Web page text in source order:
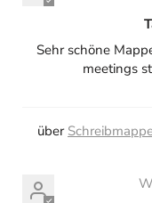
Sehr schöne
meetings